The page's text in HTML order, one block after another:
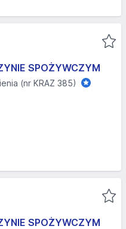
SPOŻYWCZYM
(nr KRAZ 385)
SPOŻYWCZYM